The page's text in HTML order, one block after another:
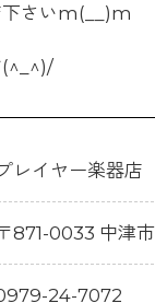
下さいm(__)m
(^_^)/
レイヤー楽器店
871-0033 中津
24-7072